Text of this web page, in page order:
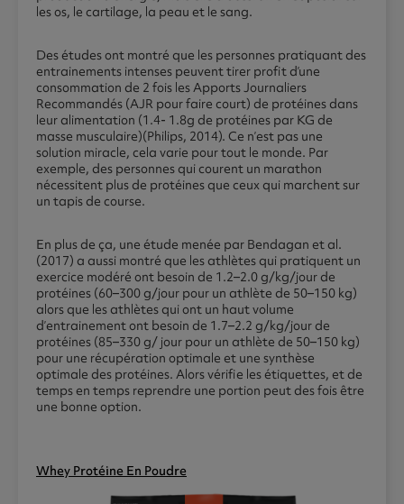
les os, le cartilage, la peau et le sang.
Des études ont montré que les personnes pratiquant des
entrainements intenses peuvent tirer profit d’une
consommation de 2 fois les Apports Journaliers
Recommandés (AJR pour faire court) de protéines dans
leur alimentation (1.4- 1.8g de protéines par KG de
masse musculaire)(Philips, 2014). Ce n’est pas une
solution miracle, cela varie pour tout le monde. Par
exemple, des personnes qui courent un marathon
nécessitent plus de protéines que ceux qui marchent sur
un tapis de course.
En plus de ça, une étude menée par Bendagan et al.
(2017) a aussi montré que les athlètes qui pratiquent un
exercice modéré ont besoin de 1.2–2.0 g/kg/jour de
protéines (60–300 g/jour pour un athlète de 50–150 kg)
alors que les athlètes qui ont un haut volume
d’entrainement ont besoin de 1.7–2.2 g/kg/jour de
protéines (85–330 g/ jour pour un athlète de 50–150 kg)
pour une récupération optimale et une synthèse
optimale des protéines. Alors vérifie les étiquettes, et de
temps en temps reprendre une portion peut des fois être
une bonne option.
Whey Protéine En Poudre